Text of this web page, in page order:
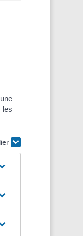
les